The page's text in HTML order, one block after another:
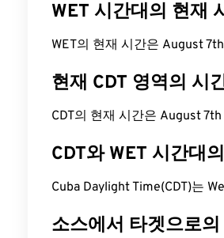
WET 시간대의 현재
WET의 현재 시간은 August
현재 CDT 영역의 시
CDT의 현재 시간은 August
CDT와 WET 시간대
Cuba Daylight Time(CDT)는
소스에서 타겟으로의